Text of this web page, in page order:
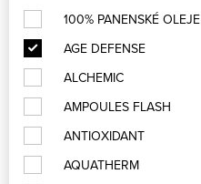
100% PANENSKÉ OLEJE
AGE DEFENSE
ALCHEMIC
AMPOULES FLASH
ANTIOXIDANT
AQUATHERM